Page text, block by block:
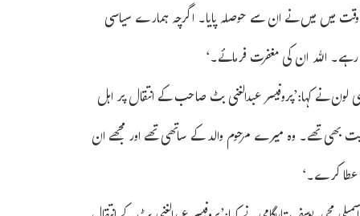
میں میں نے ان سے حوصلہ پایا۔ اگرچہ ہمارے سیاسی
اللہ ان کی مغفرت فرمائے۔‘
لون نے کہا:’پروفیسر عبدالغنی بٹ صاحب کے انتقال پر اہل
بھی تھے۔ وہ میرے مرحوم والد کے ساتھی تھے اور مجھے ان
عطا کرے۔‘